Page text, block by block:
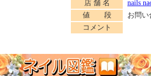
店 舗 名
nails
値 段
お問い
コメント